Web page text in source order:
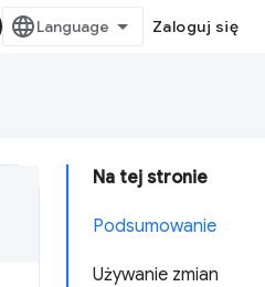
Zaloguj się
Na tej stronie
Podsumowanie
Używanie zmian